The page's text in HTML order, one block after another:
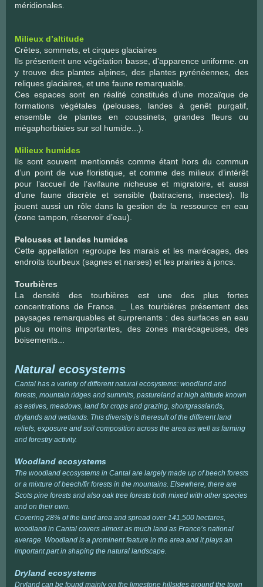
méridionales.
Milieux d’altitude
Crêtes, sommets, et cirques glaciaires
Ils présentent une végétation basse, d’apparence uniforme. on
y trouve des plantes alpines, des plantes pyrénéennes, des
reliques glaciaires, et une faune remarquable.
Ces espaces sont en réalité constitués d’une mozaïque de
formations végétales (pelouses, landes à genêt purgatif,
ensemble de plantes en coussinets, grandes fleurs ou
mégaphorbiaies sur sol humide...).
Milieux humides
Ils sont souvent mentionnés comme étant hors du commun
d’un point de vue floristique, et comme des milieux d’intérêt
pour l’accueil de l’avifaune nicheuse et migratoire, et aussi
d’une faune discrète et sensible (batraciens, insectes). Ils
jouent aussi un rôle dans la gestion de la ressource en eau
(zone tampon, réservoir d’eau).
Pelouses et landes humides
Cette appellation regroupe les marais et les marécages, des
endroits tourbeux (sagnes et narses) et les prairies à joncs.
Tourbières
La densité des tourbières est une des plus fortes
concentrations de France. _ Les tourbières présentent des
paysages remarquables et surprenants : des surfaces en eau
plus ou moins importantes, des zones marécageuses, des
boisements...
Natural ecosystems
Cantal has a variety of different natural ecosystems: woodland and
forests, mountain ridges and summits, pastureland at high altitude known
as estives, meadows, land for crops and grazing, shortgrasslands,
drylands and wetlands. This diversity is theresult of the different land
reliefs, exposure and soil composition across the area as well as farming
and forestry activity.
Woodland ecosystems
The woodland ecosystems in Cantal are largely made up of beech forests
or a mixture of beech/fir forests in the mountains. Elsewhere, there are
Scots pine forests and also oak tree forests both mixed with other species
and on their own.
Covering 28% of the land area and spread over 141,500 hectares,
woodland in Cantal covers almost as much land as France’s national
average. Woodland is a prominent feature in the area and it plays an
important part in shaping the natural landscape.
Dryland ecosystems
Dryland can be found mainly on the limestone hillsides around the town